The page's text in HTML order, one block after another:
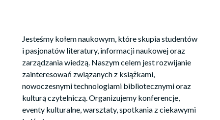
Jesteśmy kołem naukowym, które skupia studentów
i pasjonatów literatury, informacji naukowej oraz
zarządzania wiedzą. Naszym celem jest rozwijanie
zainteresowań związanych z książkami,
nowoczesnymi technologiami bibliotecznymi oraz
kulturą czytelniczą. Organizujemy konferencje,
eventy kulturalne, warsztaty, spotkania z ciekawymi